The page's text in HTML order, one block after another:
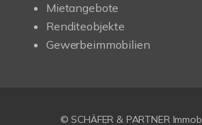
Mietangebote
Renditeobjekte
Gewerbeimmobilien
© SCHÄFER & PARTNER